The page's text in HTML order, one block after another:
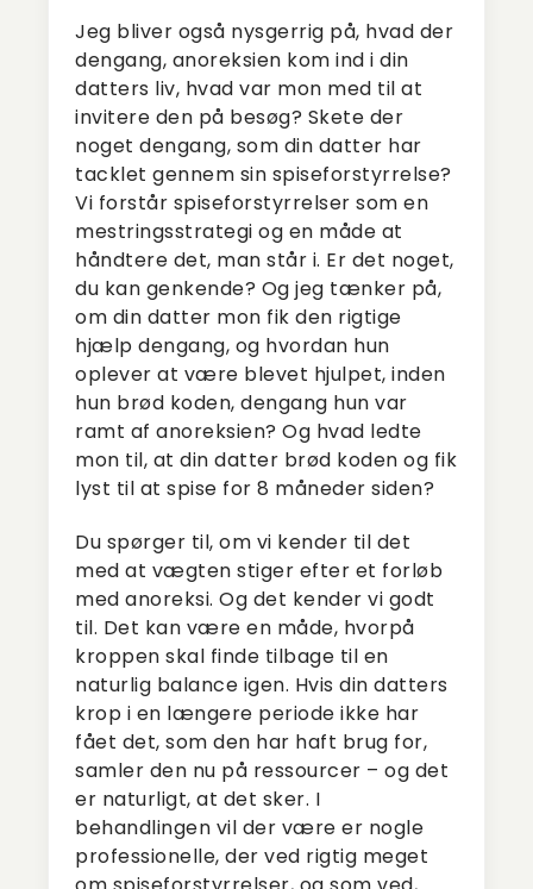
Jeg bliver også nysgerrig på, hvad der
dengang, anoreksien kom ind i din
datters liv, hvad var mon med til at
invitere den på besøg? Skete der
noget dengang, som din datter har
tacklet gennem sin spiseforstyrrelse?
Vi forstår spiseforstyrrelser som en
mestringsstrategi og en måde at
håndtere det, man står i. Er det noget,
du kan genkende? Og jeg tænker på,
om din datter mon fik den rigtige
hjælp dengang, og hvordan hun
oplever at være blevet hjulpet, inden
hun brød koden, dengang hun var
ramt af anoreksien? Og hvad ledte
mon til, at din datter brød koden og fik
lyst til at spise for 8 måneder siden?
Du spørger til, om vi kender til det
med at vægten stiger efter et forløb
med anoreksi. Og det kender vi godt
til. Det kan være en måde, hvorpå
kroppen skal finde tilbage til en
naturlig balance igen. Hvis din datters
krop i en længere periode ikke har
fået det, som den har haft brug for,
samler den nu på ressourcer – og det
er naturligt, at det sker. I
behandlingen vil der være er nogle
professionelle, der ved rigtig meget